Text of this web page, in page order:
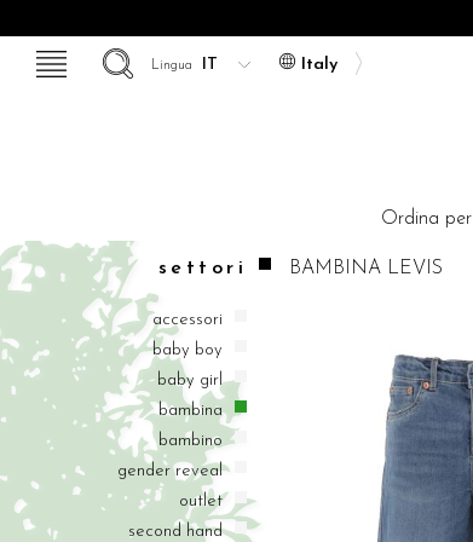
Italy
Lingua
Ordina per
settori
accessori
baby boy
baby girl
bambina
bambino
gender reveal
outlet
second hand
BAMBINA LEVIS